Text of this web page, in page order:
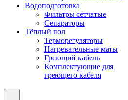
Водоподготовка
Фильтры сетчатые
Сепараторы
Тёплый пол
Терморегуляторы
Нагревательные маты
Греющий кабель
Комплектующие для
греющего кабеля